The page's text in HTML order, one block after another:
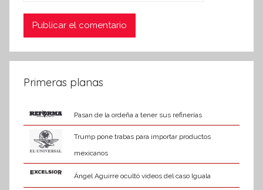
Primeras planas
Pasan de la ordeña a tener sus refinerías
Trump pone trabas para importar productos
mexicanos
Ángel Aguirre ocultó videos del caso Iguala